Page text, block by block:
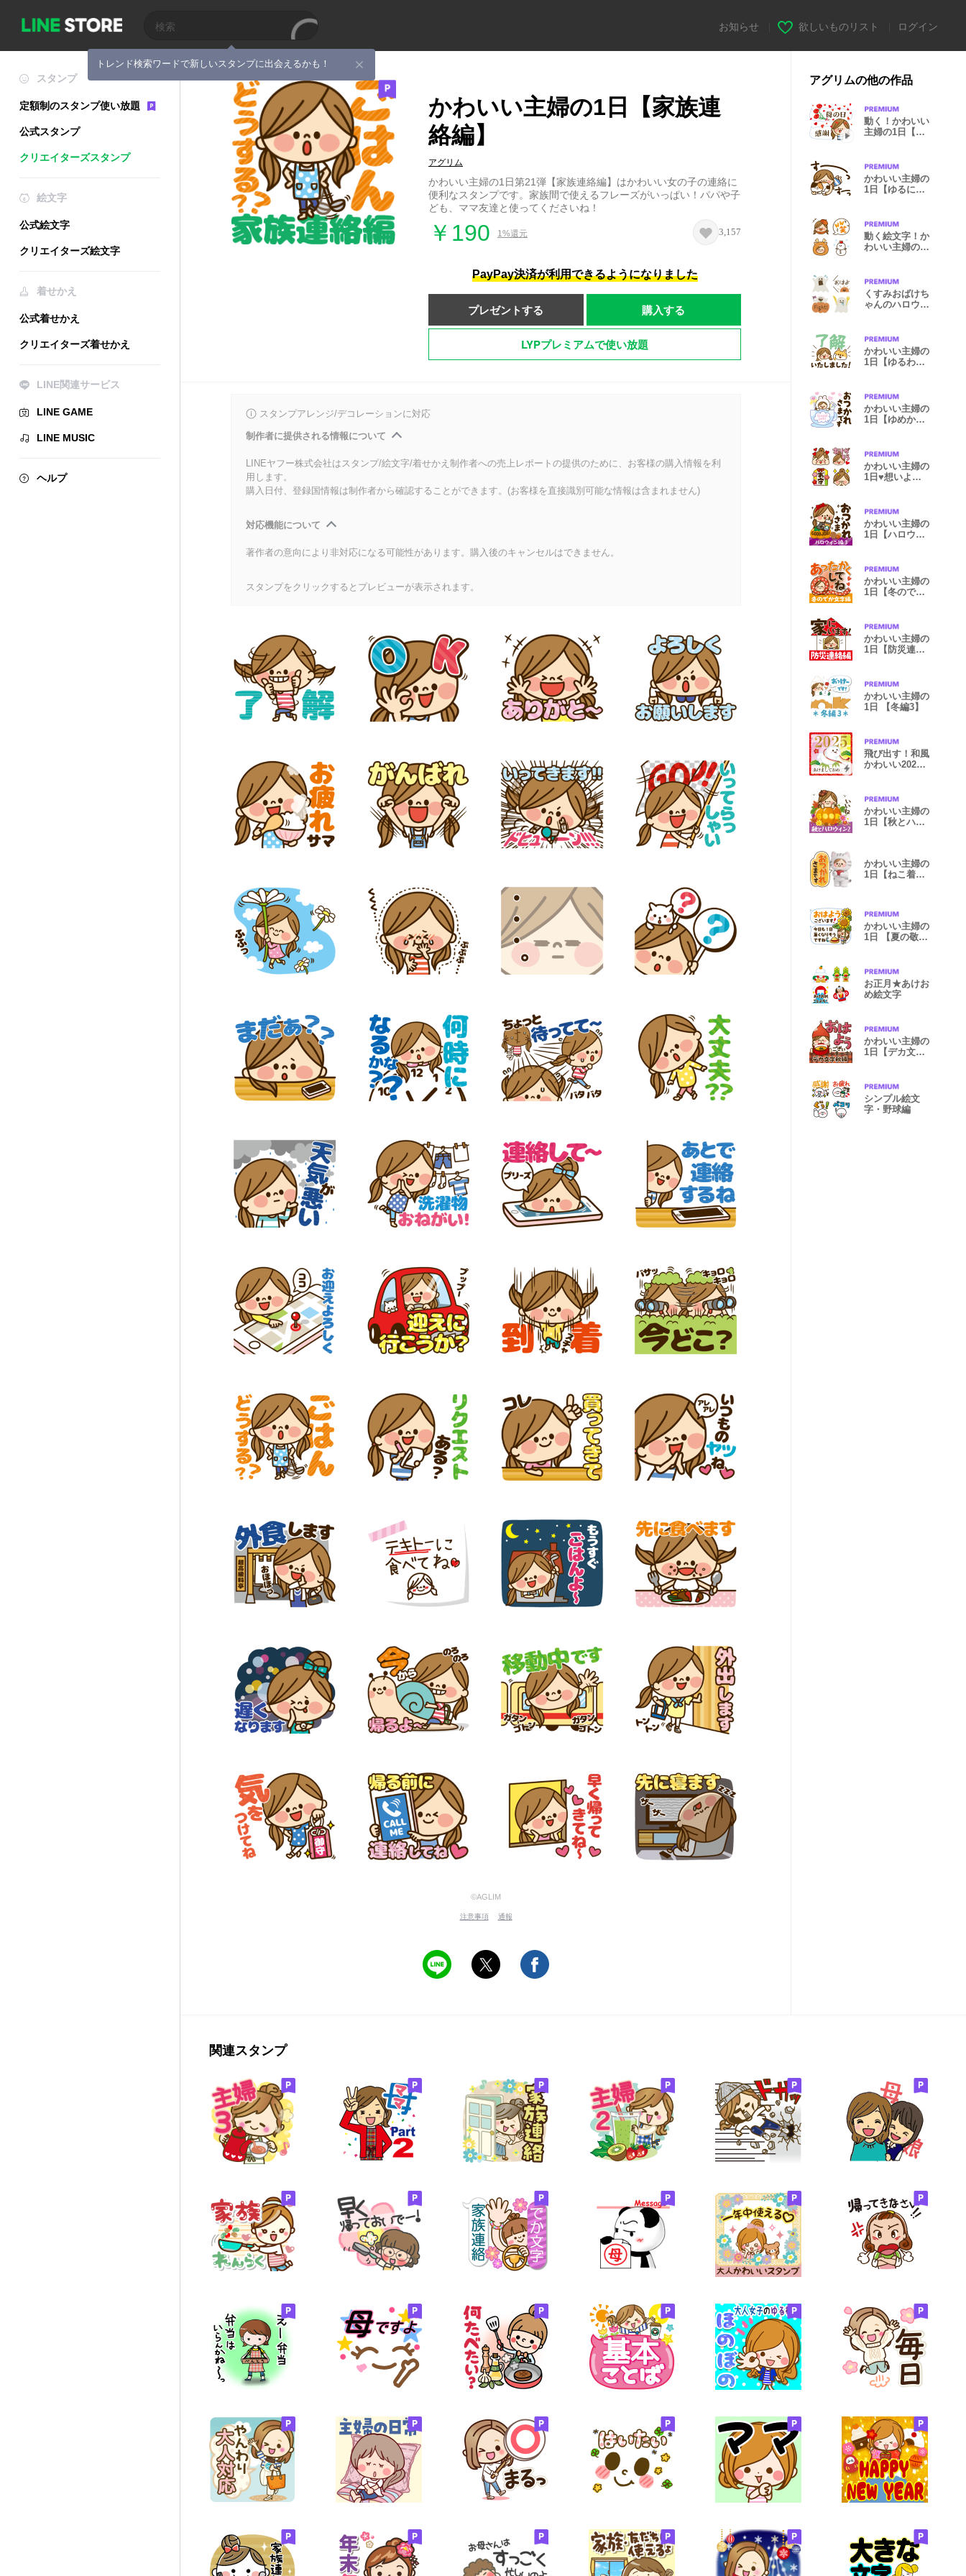
トレンド検索ワードで新しいスタンプに出会えるかも！
お知らせ 欲しいものリスト ログイン
スタンプ
定額制のスタンプ使い放題
公式スタンプ
クリエイターズスタンプ
絵文字
公式絵文字
クリエイターズ絵文字
着せかえ
公式着せかえ
クリエイターズ着せかえ
LINE関連サービス
LINE GAME
LINE MUSIC
ヘルプ
かわいい主婦の1日【家族連
絡編】
アグリム
かわいい主婦の1日第21弾【家族連絡編】はかわいい女の子の連絡に
便利なスタンプです。家族間で使えるフレーズがいっぱい！パパや子
ども、ママ友達と使ってくださいね！
￥190 1%還元 3,157
PayPay決済が利用できるようになりました
プレゼントする 購入する
LYPプレミアムで使い放題
スタンプアレンジ/デコレーションに対応
制作者に提供される情報について
LINEヤフー株式会社はスタンプ/絵文字/着せかえ制作者への売上レポートの提供のために、お客様の購入情報を利
用します。
購入日付、登録国情報は制作者から確認することができます。(お客様を直接識別可能な情報は含まれません)
対応機能について
著作者の意向により非対応になる可能性があります。購入後のキャンセルはできません。
スタンプをクリックするとプレビューが表示されます。
©AGLIM
注意事項 通報
アグリムの他の作品
動く！かわいい
主婦の1日【母
かわいい主婦の
1日【ゆるにゃ
動く絵文字！か
わいい主婦の1
くすみおばけち
ゃんのハロウィ
かわいい主婦の
1日【ゆるわん
かわいい主婦の
1日【ゆめかわ
かわいい主婦の
1日♥想いよ届
かわいい主婦の
1日【ハロウィ
かわいい主婦の
1日【冬のでか
かわいい主婦の
1日【防災連絡
かわいい主婦の
1日 【冬編3】
飛び出す！和風
かわいい2025
かわいい主婦の
1日【秋とハロ
かわいい主婦の
1日【ねこ着ぐ
かわいい主婦の
1日 【夏の敬語
お正月★あけお
め絵文字
かわいい主婦の
1日【デカ文字
シンプル絵文
字・野球編
関連スタンプ